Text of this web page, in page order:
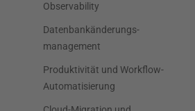
Observability
Datenbankänderungs-
management
Produktivität und Workflow-
Automatisierung